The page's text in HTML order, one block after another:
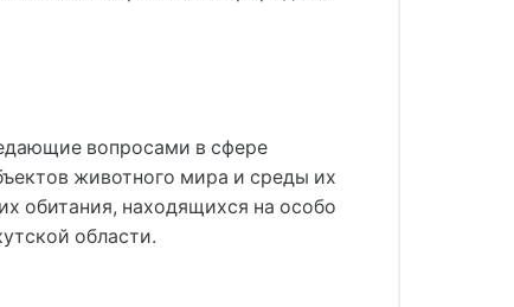
вопросами в сфере
животного мира и среды их
обитания, находящихся на особо
области.